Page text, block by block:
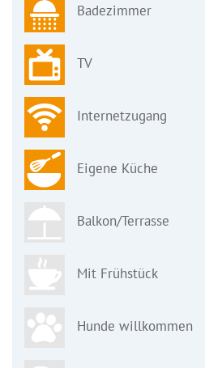
Badezimmer
TV
Internetzugang
Eigene Küche
Balkon/Terrasse
Mit Frühstück
Hunde willkommen